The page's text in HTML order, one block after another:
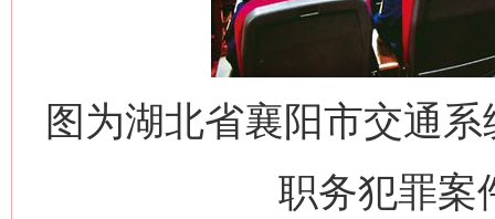
图为湖北省襄阳市交通
职务犯罪案